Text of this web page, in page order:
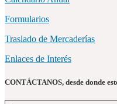
Formularios
Traslado de Mercaderías
Enlaces de Interés
CONTÁCTANOS, desde donde